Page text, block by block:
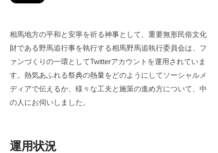
相馬地方の平和と安寧を祈る神事として、重要無形民俗文化
財である野馬追行事を執行する相馬野馬追執行委員会は、フ
ァンづくりの一環としてTwitterアカウントを運用されていま
す。熱気あふれる祭典の熱量をどのようにしてソーシャルメ
ディアで伝えるか、様々な工夫と施策の進め方について、中
の人にお伺いしました。
運用状況